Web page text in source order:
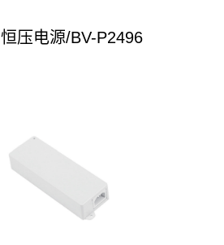
压电源/BV-P2496